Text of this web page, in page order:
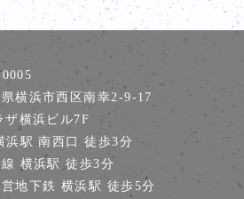
横浜市西区南幸2-9-17
ザ横浜ビル7F
浜駅 南西口 徒歩3分
横浜駅 徒歩3分
地下鉄 横浜駅 徒歩5分